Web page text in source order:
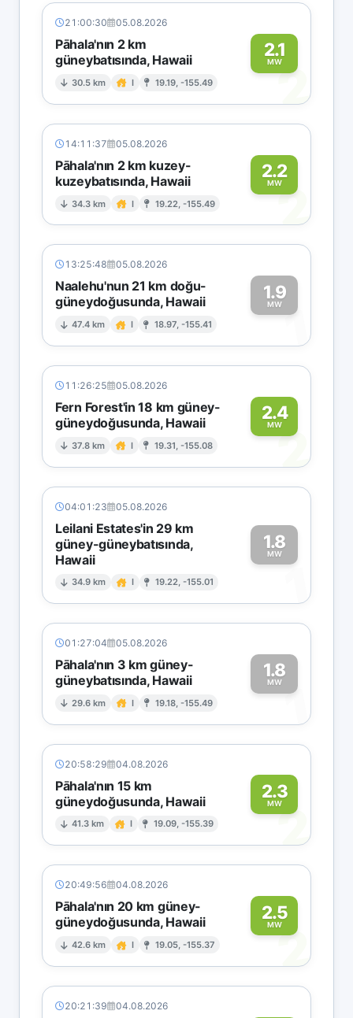
21:00:30 05.08.2026
Pāhala'nın 2 km
güneybatısında, Hawaii
30.5 km I 19.19, -155.49
2.1
MW
2
14:11:37 05.08.2026
Pāhala'nın 2 km kuzey-
kuzeybatısında, Hawaii
34.3 km I 19.22, -155.49
2.2
MW2
13:25:48 05.08.2026
Naalehu'nun 21 km doğu-
güneydoğusunda, Hawaii
47.4 km I 18.97, -155.41
1.9
MW1
11:26:25 05.08.2026
Fern Forest'in 18 km güney-
güneydoğusunda, Hawaii
37.8 km I 19.31, -155.08
2.4
MW2
04:01:23 05.08.2026
Leilani Estates'in 29 km
güney-güneybatısında,
Hawaii
34.9 km I 19.22, -155.01
1.8
MW
1
01:27:04 05.08.2026
Pāhala'nın 3 km güney-
güneybatısında, Hawaii
29.6 km I 19.18, -155.49
1.8
MW1
20:58:29 04.08.2026
Pāhala'nın 15 km
güneydoğusunda, Hawaii
41.3 km I 19.09, -155.39
2.3
MW2
20:49:56 04.08.2026
Pāhala'nın 20 km güney-
güneydoğusunda, Hawaii
42.6 km I 19.05, -155.37
2.5
MW2
20:21:39 04.08.2026